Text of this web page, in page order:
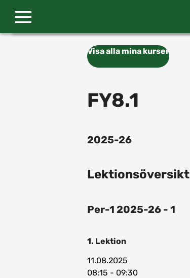
Visa alla mina kurser
FY8.1
2025-26
Lektionsöversikt
Per-1 2025-26 - 1
1. Lektion
11.08.2025
08:15 - 09:30